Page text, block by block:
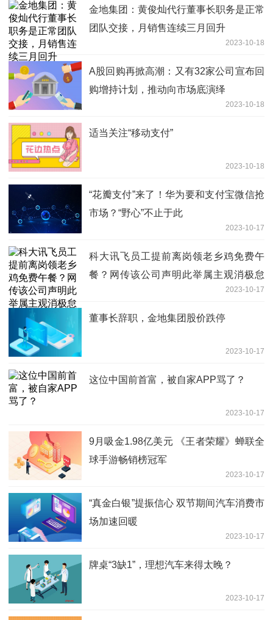
金地集团：黄俊灿代行董事长职务是正常
团队交接，月销售连续三月回升
2023-10-18
A股回购再掀高潮：又有32家公司宣布回
购增持计划，推动向市场底演绎
2023-10-18
适当关注“移动支付”
2023-10-18
“花瓣支付”来了！华为要和支付宝微信抢
市场？“野心”不止于此
2023-10-17
科大讯飞员工提前离岗领老乡鸡免费午
餐？网传该公司声明此举属主观消极怠
2023-10-17
董事长辞职，金地集团股价跌停
2023-10-17
这位中国前首富，被自家APP骂了？
2023-10-17
9月吸金1.98亿美元 《王者荣耀》蝉联全
球手游畅销榜冠军
2023-10-17
“真金白银”提振信心 双节期间汽车消费市
场加速回暖
2023-10-17
牌桌“3缺1”，理想汽车来得太晚？
2023-10-17